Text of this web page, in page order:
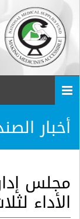
أخبار
مجلس
الأداء